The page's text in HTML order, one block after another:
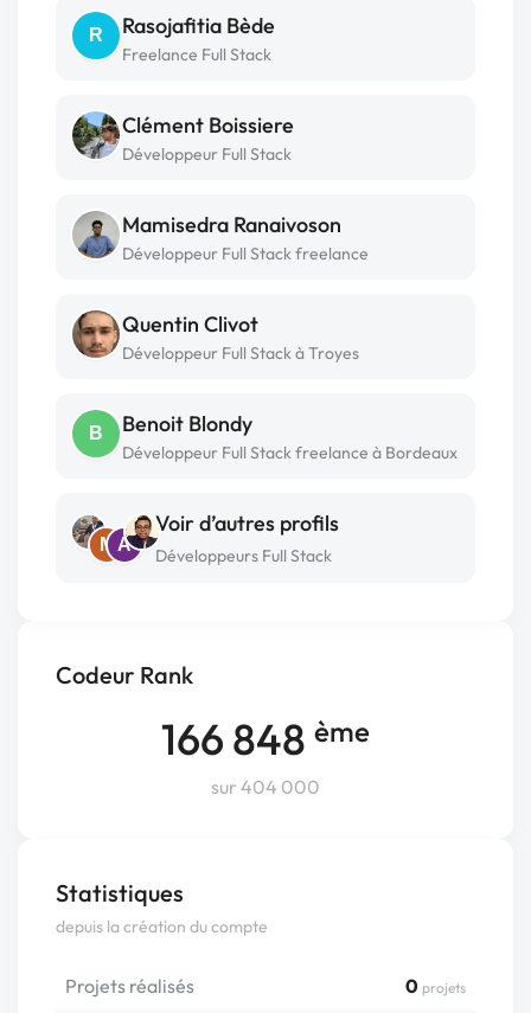
Codeur Rank
166 848 ème
sur 404 000
Statistiques
depuis la création du compte
Projets réalisés 0 projets
R Rasojafitia Bède
Freelance Full Stack
Clément Boissiere
Développeur Full Stack
Mamisedra Ranaivoson
Développeur Full Stack freelance
Quentin Clivot
Développeur Full Stack à Troyes
B Benoit Blondy
Développeur Full Stack freelance à Bordeaux
M A
Voir d’autres profils
Développeurs Full Stack